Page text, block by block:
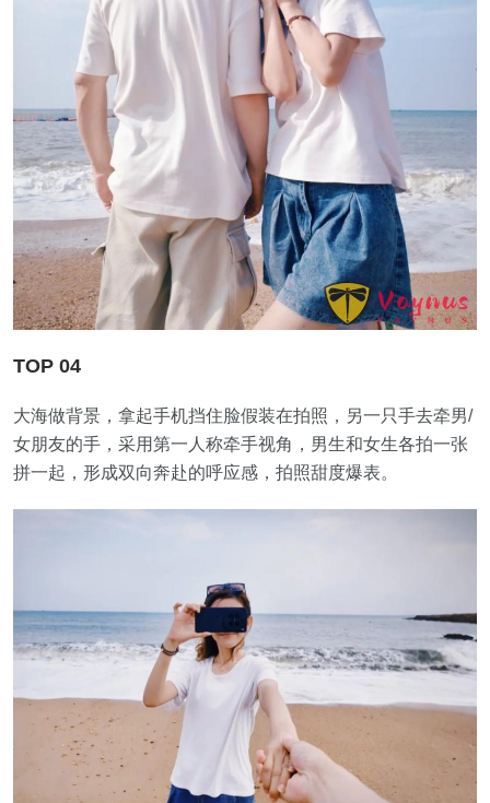
TOP 04
大海做背景，拿起手机挡住脸假装在拍照，另一只手去牵男/
女朋友的手，采用第一人称牵手视角，男生和女生各拍一张
拼一起，形成双向奔赴的呼应感，拍照甜度爆表。